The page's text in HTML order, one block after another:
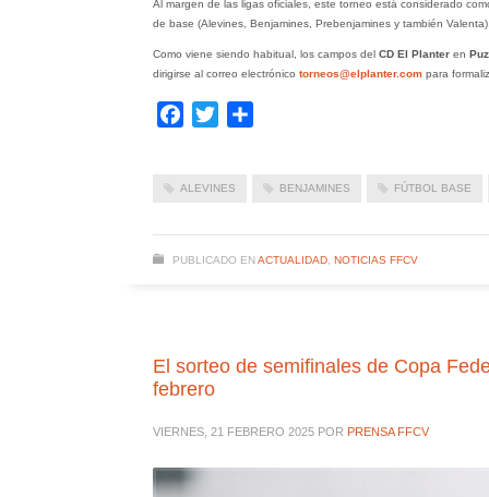
Al margen de las ligas oficiales, este torneo está considerado
de base (Alevines, Benjamines, Prebenjamines y también
Como viene siendo habitual, los campos del CD El Planteren
dirigirse al correo electrónico torneos@elplanter.compara
Facebook
Twitter
ALEVINES BENJAMINES FÚTBOL BASE
PUBLICADO EN ACTUALIDAD, NOTICIAS FFCV
El sorteo de semifinales de Copa
febrero
VIERNES, 21 FEBRERO 2025 POR PRENSA FFCV